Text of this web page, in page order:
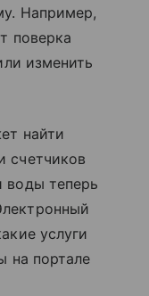
Например,
поверка
изменить
найти
счетчиков
воды теперь
услуги
на портале